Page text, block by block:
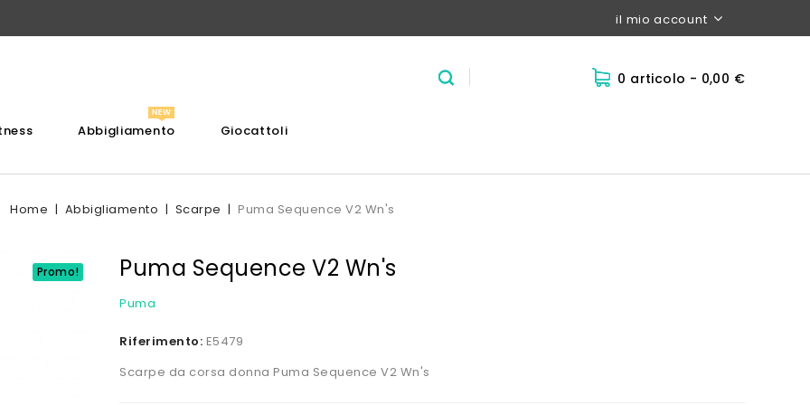
il mio account
0 articolo - 0,00 €
Abbigliamento Giocattoli
Home Abbigliamento Scarpe Puma Sequence V2 Wn's
Promo! Puma Sequence V2 Wn's
Puma
Riferimento: E5479
Scarpe da corsa donna Puma Sequence V2 Wn's